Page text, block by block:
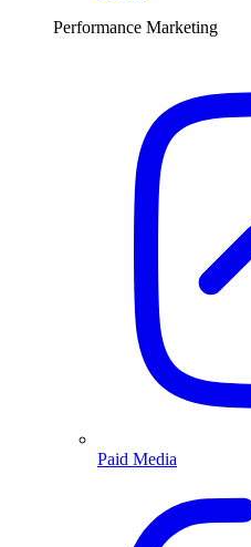
Performance Marketing
Paid Media